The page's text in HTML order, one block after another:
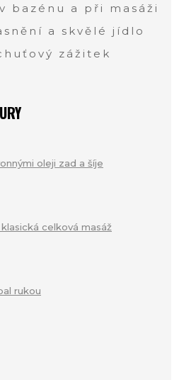
bazénu a při masáži
a skvělé jídlo
zážitek
oleji zad a šíje
celková masáž
rukou